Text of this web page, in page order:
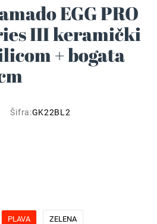
EGG PRO
III keramički
+ bogata
Šifra:GK22BL2
PLAVA ZELENA